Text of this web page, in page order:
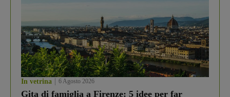
In vetrina 6 Agosto 2026
Gita di famiglia a Firenze: 5 idee per far